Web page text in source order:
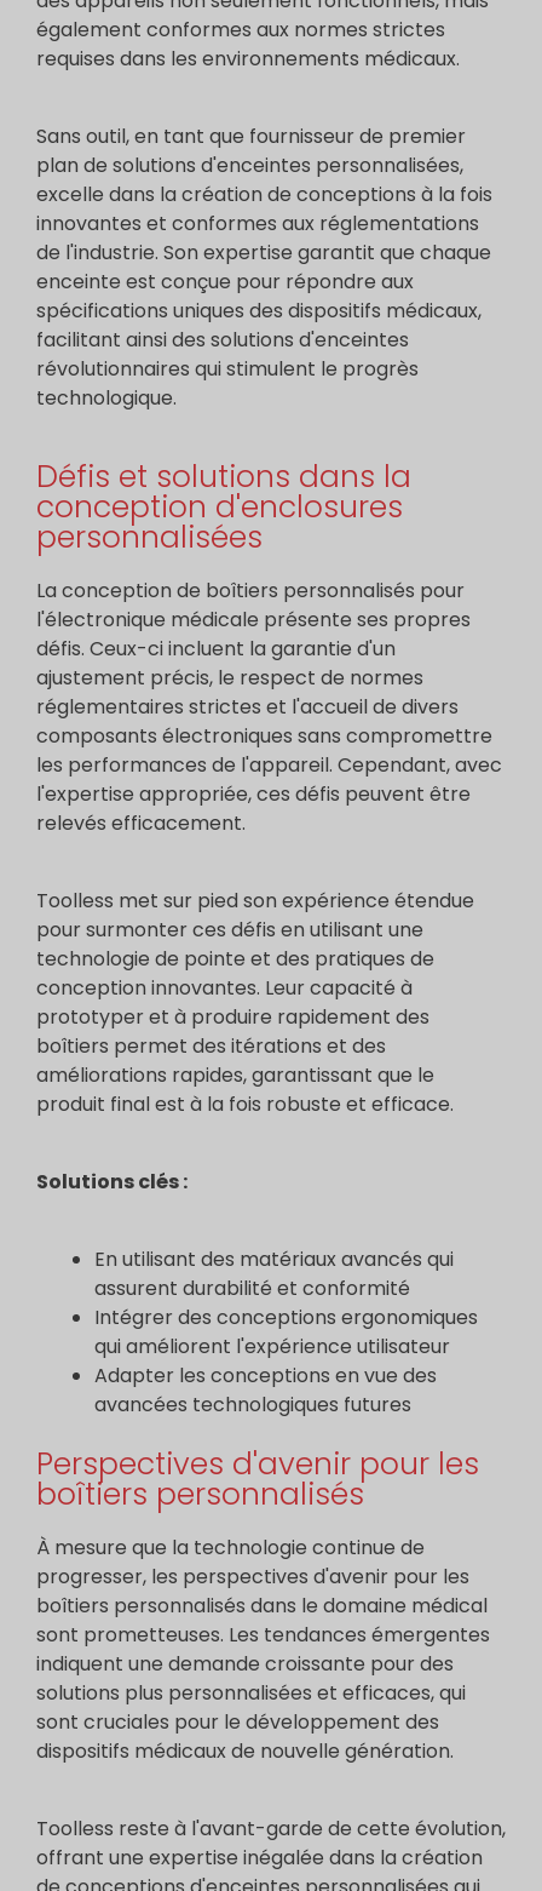
également conformes aux normes strictes
requises dans les environnements médicaux.
Sans outil, en tant que fournisseur de premier
plan de solutions d'enceintes personnalisées,
excelle dans la création de conceptions à la fois
innovantes et conformes aux réglementations
de l'industrie. Son expertise garantit que chaque
enceinte est conçue pour répondre aux
spécifications uniques des dispositifs médicaux,
facilitant ainsi des solutions d'enceintes
révolutionnaires qui stimulent le progrès
technologique.
Défis et solutions dans la
conception d'enclosures
personnalisées
La conception de boîtiers personnalisés pour
l'électronique médicale présente ses propres
défis. Ceux-ci incluent la garantie d'un
ajustement précis, le respect de normes
réglementaires strictes et l'accueil de divers
composants électroniques sans compromettre
les performances de l'appareil. Cependant, avec
l'expertise appropriée, ces défis peuvent être
relevés efficacement.
Toolless met sur pied son expérience étendue
pour surmonter ces défis en utilisant une
technologie de pointe et des pratiques de
conception innovantes. Leur capacité à
prototyper et à produire rapidement des
boîtiers permet des itérations et des
améliorations rapides, garantissant que le
produit final est à la fois robuste et efficace.
Solutions clés :
En utilisant des matériaux avancés qui
assurent durabilité et conformité
Intégrer des conceptions ergonomiques
qui améliorent l'expérience utilisateur
Adapter les conceptions en vue des
avancées technologiques futures
Perspectives d'avenir pour les
boîtiers personnalisés
À mesure que la technologie continue de
progresser, les perspectives d'avenir pour les
boîtiers personnalisés dans le domaine médical
sont prometteuses. Les tendances émergentes
indiquent une demande croissante pour des
solutions plus personnalisées et efficaces, qui
sont cruciales pour le développement des
dispositifs médicaux de nouvelle génération.
Toolless reste à l'avant-garde de cette évolution,
offrant une expertise inégalée dans la création